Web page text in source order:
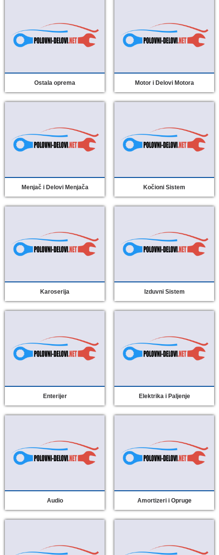
Ostala oprema Motor i Delovi Motora
Menjač i Delovi Menjača Kočioni Sistem
Karoserija Izduvni Sistem
Enterijer Elektrika i Paljenje
Audio Amortizeri i Opruge